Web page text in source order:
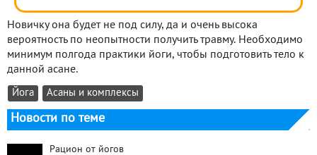
Новичку она будет не под силу, да и очень высока
вероятность по неопытности получить травму. Необходимо
минимум полгода практики йоги, чтобы подготовить тело к
данной асане.
Йога Асаны и комплексы
Новости по теме
Рацион от йогов